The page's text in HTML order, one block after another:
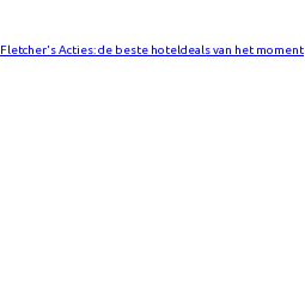
Fletcher's Acties: de beste hoteldeals van het moment